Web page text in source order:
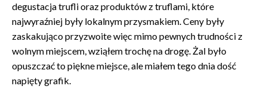
degustacja trufli oraz produktów z truflami, które
najwyraźniej były lokalnym przysmakiem. Ceny były
zaskakująco przyzwoite więc mimo pewnych trudności z
wolnym miejscem, wziąłem trochę na drogę. Żal było
opuszczać to piękne miejsce, ale miałem tego dnia dość
napięty grafik.